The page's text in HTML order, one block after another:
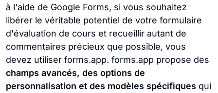
à l'aide de Google Forms, si vous souhaitez
libérer le véritable potentiel de votre formulaire
d'évaluation de cours et recueillir autant de
commentaires précieux que possible, vous
devez utiliser forms.app. forms.app propose des
champs avancés, des options de
personnalisation et des modèles spécifiques qui